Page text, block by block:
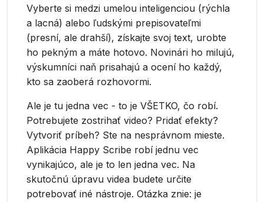
Vyberte si medzi umelou inteligenciou (rýchla
a lacná) alebo ľudskými prepisovateľmi
(presní, ale drahší), získajte svoj text, urobte
ho pekným a máte hotovo. Novinári ho milujú,
výskumníci naň prisahajú a ocení ho každý,
kto sa zaoberá rozhovormi.
Ale je tu jedna vec - to je VŠETKO, čo robí.
Potrebujete zostrihať video? Pridať efekty?
Vytvoriť príbeh? Ste na nesprávnom mieste.
Aplikácia Happy Scribe robí jednu vec
vynikajúco, ale je to len jedna vec. Na
skutočnú úpravu videa budete určite
potrebovať iné nástroje. Otázka znie: je